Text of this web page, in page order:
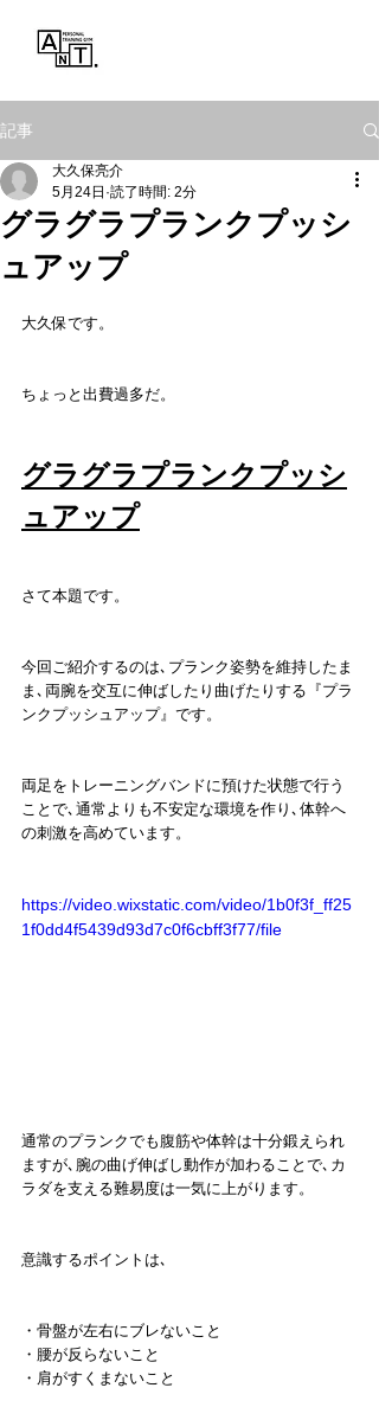
記事
グラグラプランクプッシ
ュアップ
大久保亮介
5月24日 読了時間: 2分
大久保です。
ちょっと出費過多だ。
グラグラプランクプッシ
ュアップ
さて本題です。
今回ご紹介するのは､プランク姿勢を維持したま
ま､両腕を交互に伸ばしたり曲げたりする『プラ
ンクプッシュアップ』です。
両足をトレーニングバンドに預けた状態で行う
ことで､通常よりも不安定な環境を作り､体幹へ
の刺激を高めています。
https://video.wixstatic.com/video/1b0f3f_ff25
1f0dd4f5439d93d7c0f6cbff3f77/file
通常のプランクでも腹筋や体幹は十分鍛えられ
ますが､腕の曲げ伸ばし動作が加わることで､カ
ラダを支える難易度は一気に上がります。
意識するポイントは､
・骨盤が左右にブレないこと
・腰が反らないこと
・肩がすくまないこと